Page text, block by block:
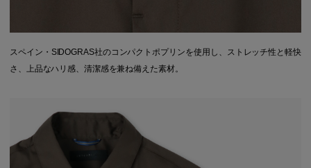
スペイン・SIDOGRAS社のコンパクトポプリンを使用し、ストレッチ性と軽快
さ、上品なハリ感、清潔感を兼ね備えた素材。